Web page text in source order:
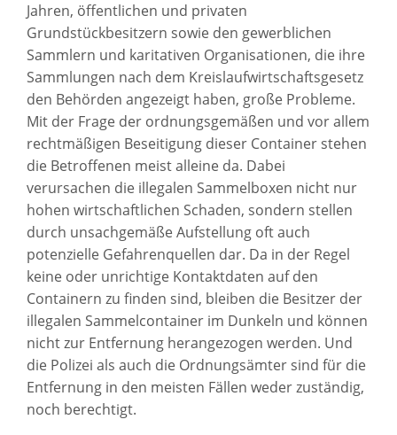
Jahren, öffentlichen und privaten
Grundstückbesitzern sowie den gewerblichen
Sammlern und karitativen Organisationen, die ihre
Sammlungen nach dem Kreislaufwirtschaftsgesetz
den Behörden angezeigt haben, große Probleme.
Mit der Frage der ordnungsgemäßen und vor allem
rechtmäßigen Beseitigung dieser Container stehen
die Betroffenen meist alleine da. Dabei
verursachen die illegalen Sammelboxen nicht nur
hohen wirtschaftlichen Schaden, sondern stellen
durch unsachgemäße Aufstellung oft auch
potenzielle Gefahrenquellen dar. Da in der Regel
keine oder unrichtige Kontaktdaten auf den
Containern zu finden sind, bleiben die Besitzer der
illegalen Sammelcontainer im Dunkeln und können
nicht zur Entfernung herangezogen werden. Und
die Polizei als auch die Ordnungsämter sind für die
Entfernung in den meisten Fällen weder zuständig,
noch berechtigt.